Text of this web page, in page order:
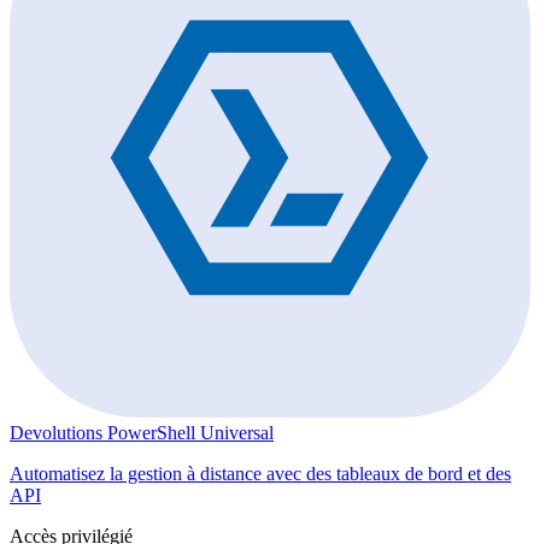
Devolutions PowerShell Universal
Automatisez la gestion à distance avec des tableaux de bord et des
API
Accès privilégié